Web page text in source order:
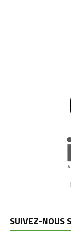
SUIVEZ-NOUS